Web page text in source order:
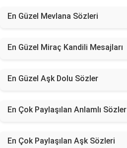
En Güzel Mevlana Sözleri
En Güzel Miraç Kandili Mesajları
En Güzel Aşk Dolu Sözler
En Çok Paylaşılan Anlamlı Sözler
En Çok Paylaşılan Aşk Sözleri